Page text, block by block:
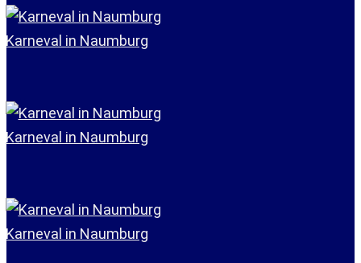
Karneval in Naumburg
Karneval in Naumburg
Karneval in Naumburg